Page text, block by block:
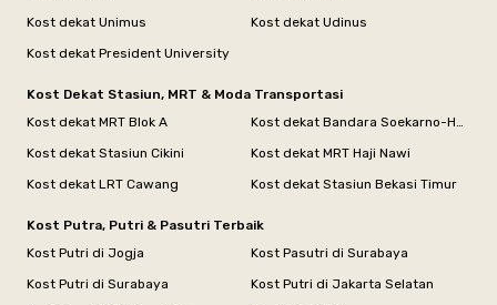
Kost dekat Unimus
Kost dekat Udinus
Kost dekat President University
Kost Dekat Stasiun, MRT & Moda Transportasi
Kost dekat MRT Blok A
Kost dekat Bandara Soekarno-Hatta
Kost dekat Stasiun Cikini
Kost dekat MRT Haji Nawi
Kost dekat LRT Cawang
Kost dekat Stasiun Bekasi Timur
Kost Putra, Putri & Pasutri Terbaik
Kost Putri di Jogja
Kost Pasutri di Surabaya
Kost Putri di Surabaya
Kost Putri di Jakarta Selatan